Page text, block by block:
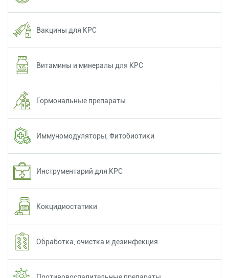
Вакцины для КРС
Витамины и минералы для КРС
Гормональные препараты
Иммуномодуляторы, Фитобиотики
Инструментарий для КРС
Кокцидиостатики
Обработка, очистка и дезинфекция